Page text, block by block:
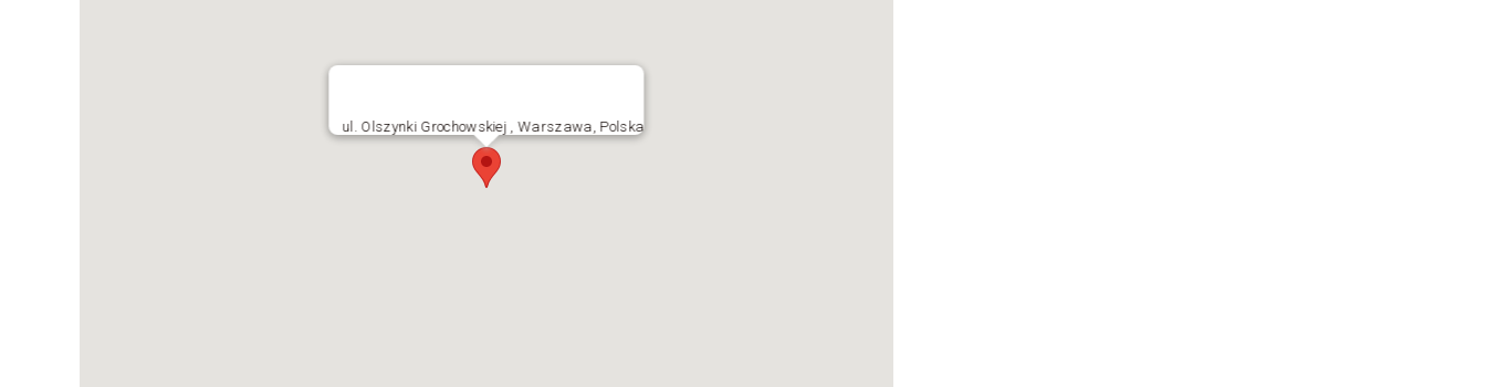
ul. Olszynki Grochowskiej , Warszawa, Polska